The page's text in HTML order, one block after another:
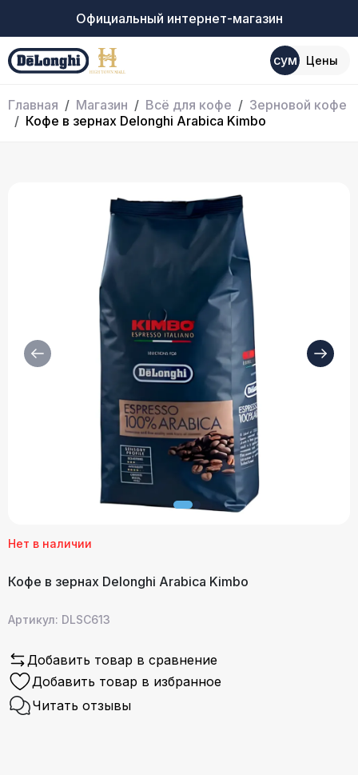
Официальный интернет-магазин
сум Цены
Главная Магазин Всё для кофе
Зерновой кофе
Кофе в зернах Delonghi Arabica Kimbo
Нет в наличии
Кофе в зернах Delonghi Arabica Kimbo
Артикул: DLSC613
Добавить товар в сравнение
Добавить товар в избранное
Читать отзывы